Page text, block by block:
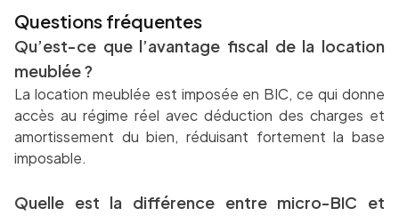
Questions fréquentes
Qu’est-ce que l’avantage fiscal de la location
meublée ?
La location meublée est imposée en BIC, ce qui donne
accès au régime réel avec déduction des charges et
amortissement du bien, réduisant fortement la base
imposable.
Quelle est la différence entre micro-BIC et